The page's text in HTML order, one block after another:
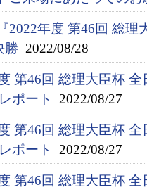
2022年度 第46回 総
勝 2022/08/28
度 第46回 総理大臣杯
ポート
2022/08/27
度 第46回 総理大臣杯
ポート
2022/08/27
度 第46回 総理大臣杯